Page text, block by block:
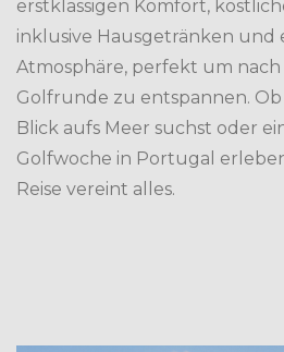
erstklassigen Komfort,
inklusive Hausgetränken und
Atmosphäre, perfekt um
Golfrunde zu entspannen.
Blick aufs Meer suchst oder
Golfwoche in Portugal
Reise vereint alles.